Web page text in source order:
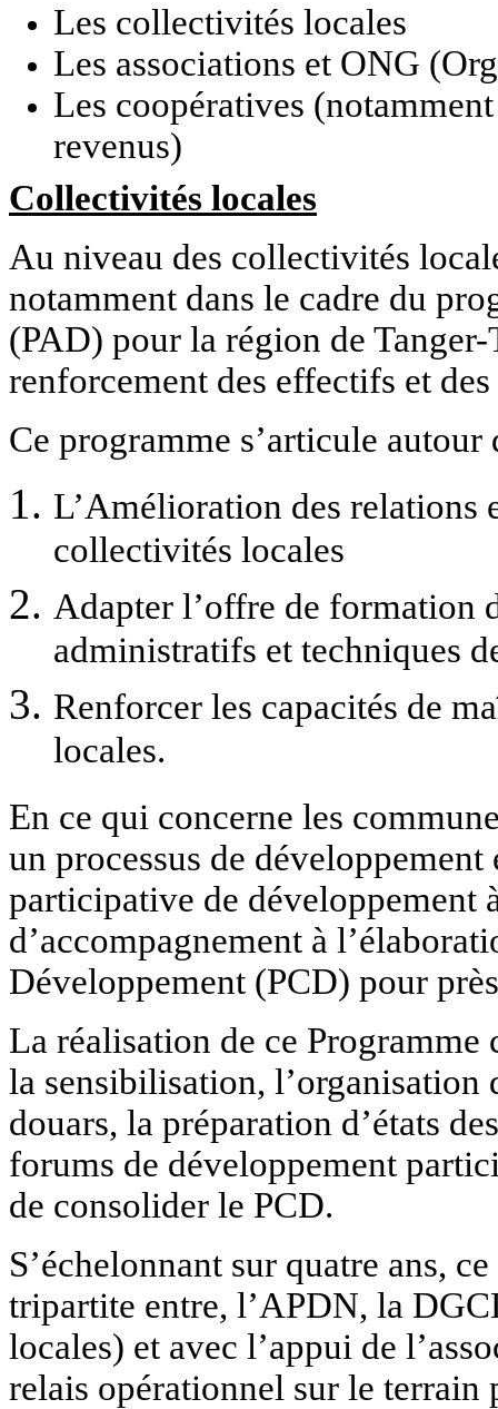
Les collectivités locales
Les associations et ONG
Les coopératives
revenus)
Collectivités locales
Au niveau des collectivités
notamment dans le cadre du
(PAD) pour la région de
renforcement des effectifs et des
Ce programme s’articule
L’Amélioration des relations
collectivités locales
Adapter l’offre de formation
administratifs et techniques
Renforcer les capacités de
locales.
En ce qui concerne les
un processus de
participative de développement
d’accompagnement à
Développement (PCD) pour
La réalisation de ce Programme
la sensibilisation, l’organisation
douars, la préparation d’états
forums de développement
de consolider le PCD.
S’échelonnant sur quatre ans,
tripartite entre, l’APDN, la
locales) et avec l’appui de
relais opérationnel sur le